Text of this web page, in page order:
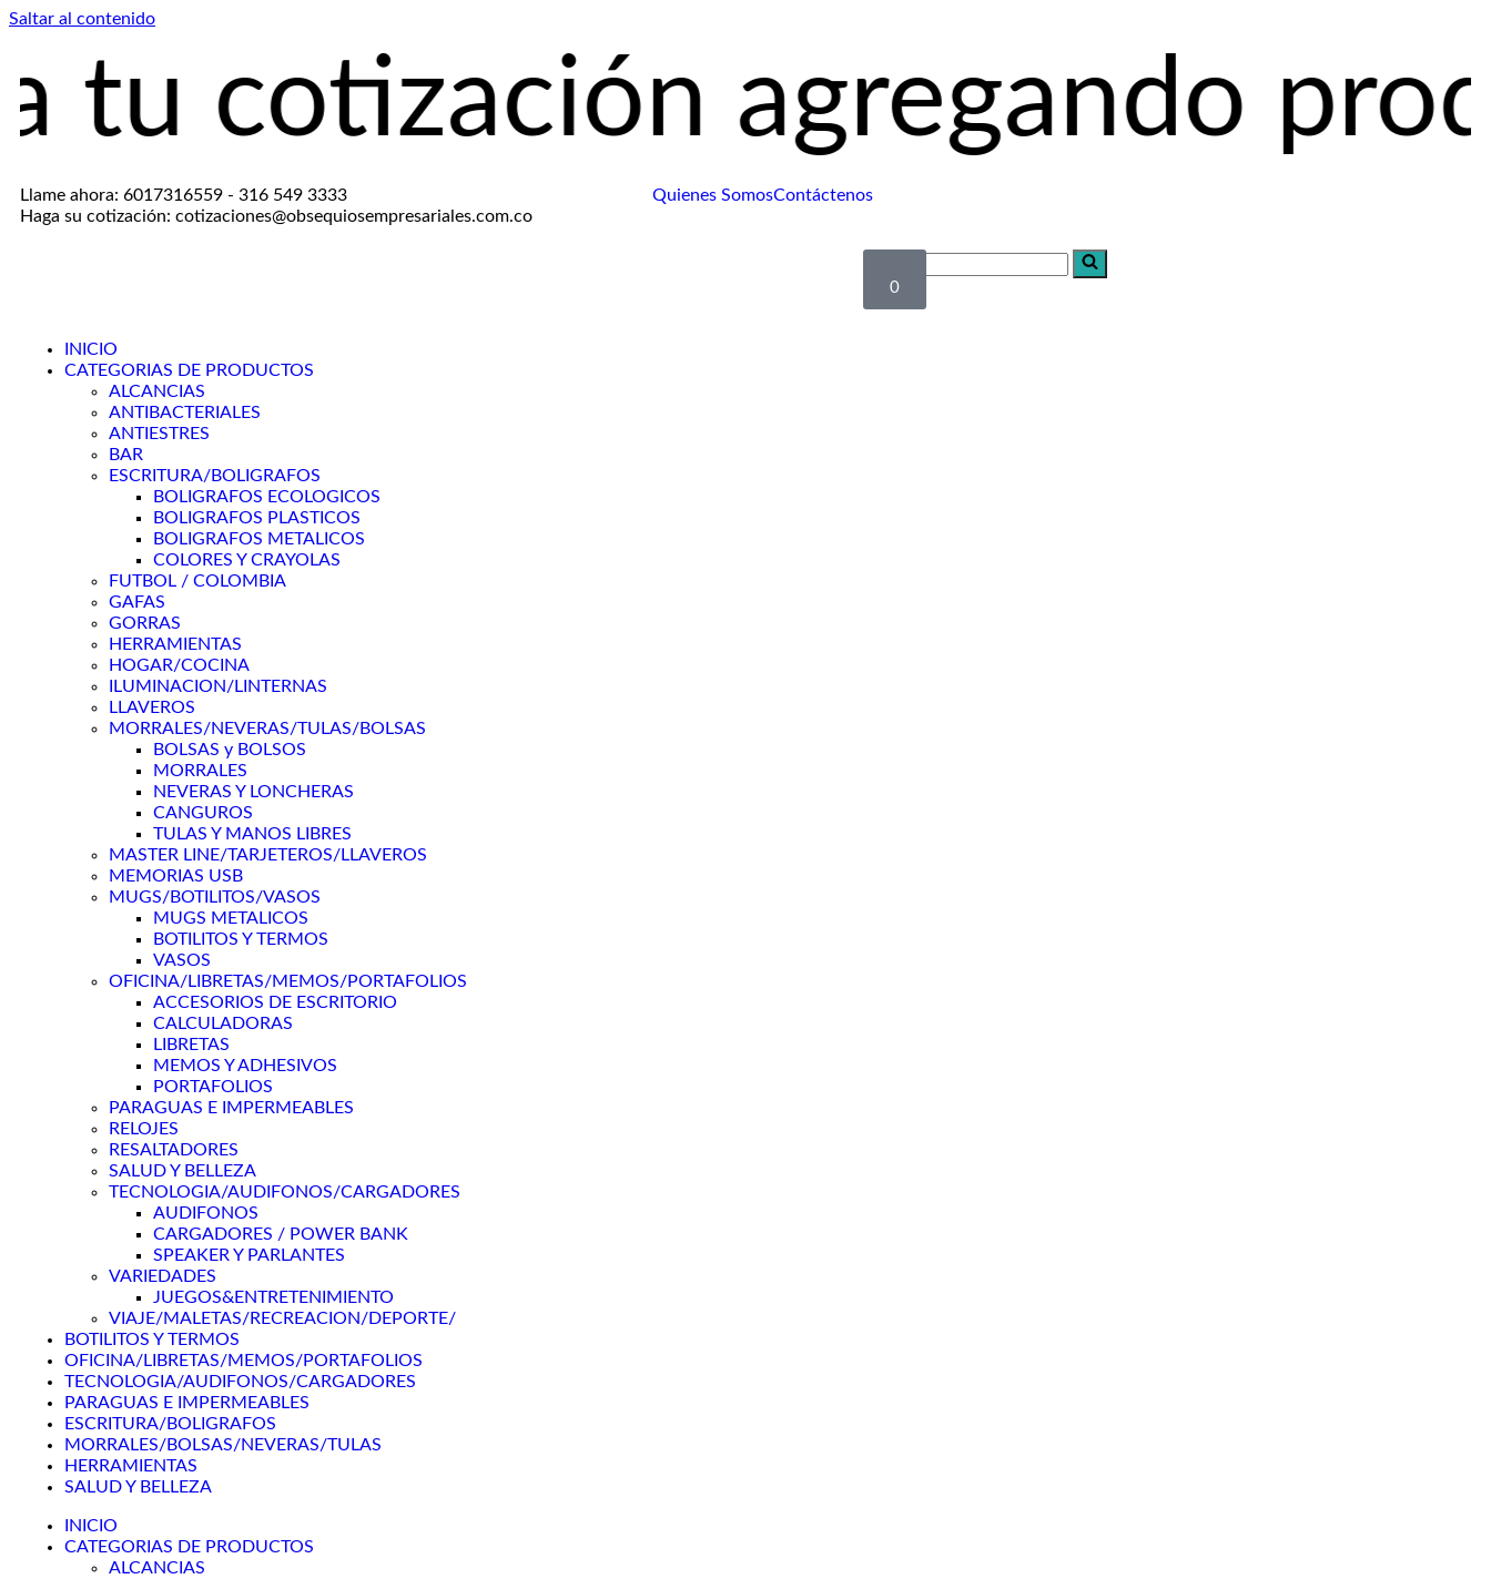
Saltar al contenido
agregando
Llame ahora: 6017316559 - 316 549 3333
Haga su cotización: cotizaciones@obsequiosempresariales.com.co
Quienes SomosContáctenos
0
INICIO
CATEGORIAS DE PRODUCTOS
ALCANCIAS
ANTIBACTERIALES
ANTIESTRES
BAR
ESCRITURA/BOLIGRAFOS
BOLIGRAFOS ECOLOGICOS
BOLIGRAFOS PLASTICOS
BOLIGRAFOS METALICOS
COLORES Y CRAYOLAS
FUTBOL / COLOMBIA
GAFAS
GORRAS
HERRAMIENTAS
HOGAR/COCINA
ILUMINACION/LINTERNAS
LLAVEROS
MORRALES/NEVERAS/TULAS/BOLSAS
BOLSAS y BOLSOS
MORRALES
NEVERAS Y LONCHERAS
CANGUROS
TULAS Y MANOS LIBRES
MASTER LINE/TARJETEROS/LLAVEROS
MEMORIAS USB
MUGS/BOTILITOS/VASOS
MUGS METALICOS
BOTILITOS Y TERMOS
VASOS
OFICINA/LIBRETAS/MEMOS/PORTAFOLIOS
ACCESORIOS DE ESCRITORIO
CALCULADORAS
LIBRETAS
MEMOS Y ADHESIVOS
PORTAFOLIOS
PARAGUAS E IMPERMEABLES
RELOJES
RESALTADORES
SALUD Y BELLEZA
TECNOLOGIA/AUDIFONOS/CARGADORES
AUDIFONOS
CARGADORES / POWER BANK
SPEAKER Y PARLANTES
VARIEDADES
JUEGOS&ENTRETENIMIENTO
VIAJE/MALETAS/RECREACION/DEPORTE/
BOTILITOS Y TERMOS
OFICINA/LIBRETAS/MEMOS/PORTAFOLIOS
TECNOLOGIA/AUDIFONOS/CARGADORES
PARAGUAS E IMPERMEABLES
ESCRITURA/BOLIGRAFOS
MORRALES/BOLSAS/NEVERAS/TULAS
HERRAMIENTAS
SALUD Y BELLEZA
INICIO
CATEGORIAS DE PRODUCTOS
ALCANCIAS